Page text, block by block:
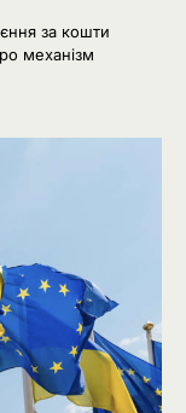
за кошти
механізм